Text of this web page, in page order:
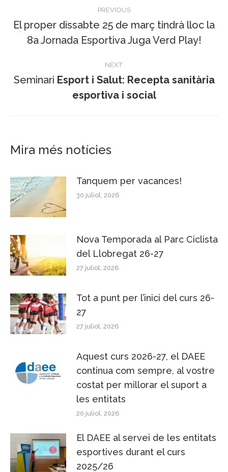
navigation
PREVIOUS
Previous
post:
El proper dissabte 25 de març tindrà lloc la
8a Jornada Esportiva Juga Verd Play!
NEXT
post:
Seminari Esport i Salut: Recepta sanitària
esportiva i social
Mira més notícies
Tanquem per vacances!
30 juliol, 2026
Nova Temporada al Parc Ciclista
del Llobregat 26-27
27 juliol, 2026
Tot a punt per l’inici del curs 26-
27
27 juliol, 2026
Aquest curs 2026-27, el DAEE
continua com sempre, al vostre
costat per millorar el suport a
les entitats
20 juliol, 2026
El DAEE al servei de les entitats
esportives durant el curs
2025/26